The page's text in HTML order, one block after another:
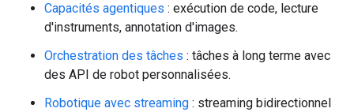
Capacités agentiques : exécution de code, lecture
d'instruments, annotation d'images.
Orchestration des tâches : tâches à long terme avec
des API de robot personnalisées.
Robotique avec streaming : streaming bidirectionnel